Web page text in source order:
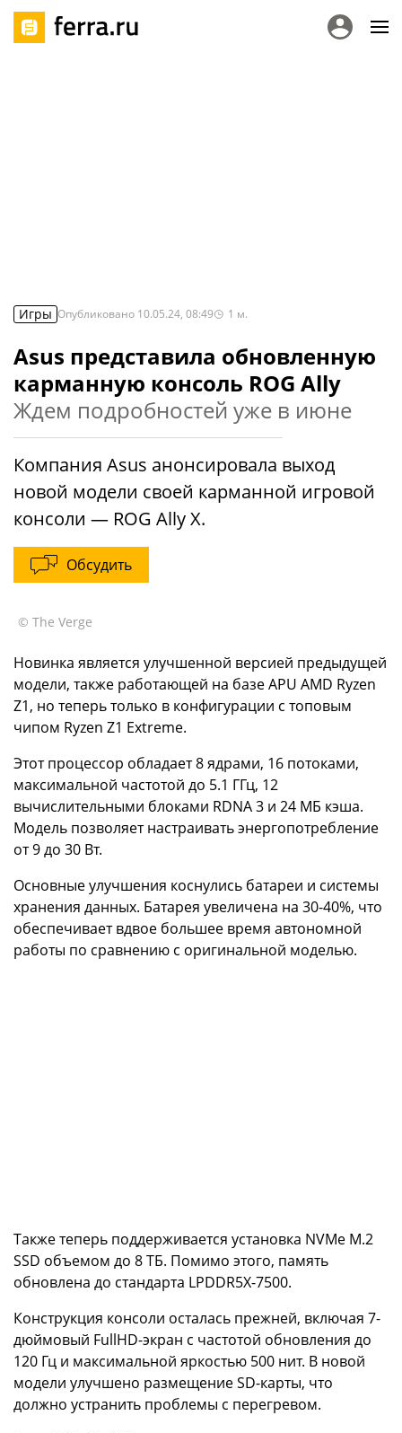
Игры Опубликовано 10.05.24, 08:49 1 м.
Asus представила обновленную
карманную консоль ROG Ally
Ждем подробностей уже в июне
Компания Asus анонсировала выход
новой модели своей карманной игровой
консоли — ROG Ally X.
Обсудить
© The Verge
Новинка является улучшенной версией предыдущей
модели, также работающей на базе APU AMD Ryzen
Z1, но теперь только в конфигурации с топовым
чипом Ryzen Z1 Extreme.
Этот процессор обладает 8 ядрами, 16 потоками,
максимальной частотой до 5.1 ГГц, 12
вычислительными блоками RDNA 3 и 24 МБ кэша.
Модель позволяет настраивать энергопотребление
от 9 до 30 Вт.
Основные улучшения коснулись батареи и системы
хранения данных. Батарея увеличена на 30-40%, что
обеспечивает вдвое большее время автономной
работы по сравнению с оригинальной моделью.
Также теперь поддерживается установка NVMe M.2
SSD объемом до 8 ТБ. Помимо этого, память
обновлена до стандарта LPDDR5X-7500.
Конструкция консоли осталась прежней, включая 7-
дюймовый FullHD-экран с частотой обновления до
120 Гц и максимальной яркостью 500 нит. В новой
модели улучшено размещение SD-карты, что
должно устранить проблемы с перегревом.